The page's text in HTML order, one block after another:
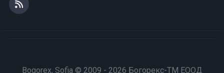
Bogorex, Sofia © 2009 - 2026 Богорекс-ТМ ЕООД